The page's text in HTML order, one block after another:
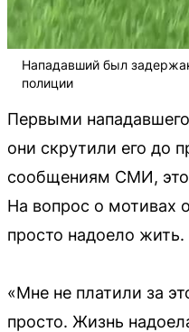
Нападавший был
полиции
Первыми
они скрутили его до
сообщениям СМИ, это
На вопрос о мотивах
просто надоело жить.
«Мне не платили за
просто. Жизнь